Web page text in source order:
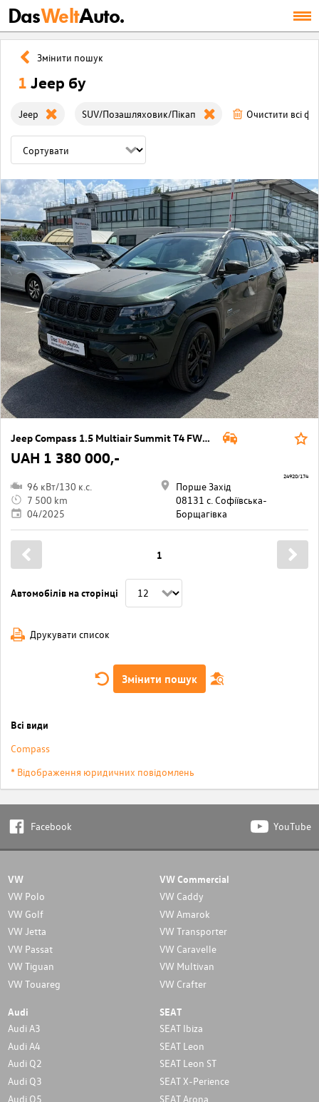
DasWeltAuto.
Змінити пошук
1 Jeep бу
Jeep SUV/Позашляховик/Пікап Очистити всі
Jeep Compass 1.5 Multiair Summit T4 FWD DCT7 e-Hybrid
UAH 1 380 000,-
96 кВт/130 к.с.
7 500 km
04/2025
Порше Захід
08131 с. Софіївська-
Борщагівкa
24920/174
Автомобілів на сторінці
1
Друкувати список
Змінити пошук
Всі види
Compass
* Відображення юридичних повідомлень
Facebook YouTube
VW
VW Polo
VW Golf
VW Jetta
VW Passat
VW Tiguan
VW Touareg
VW Commercial
VW Caddy
VW Amarok
VW Transporter
VW Caravelle
VW Multivan
VW Crafter
Audi
Audi A3
Audi A4
Audi Q2
Audi Q3
Audi Q5
SEAT
SEAT Ibiza
SEAT Leon
SEAT Leon ST
SEAT X-Perience
SEAT Arona